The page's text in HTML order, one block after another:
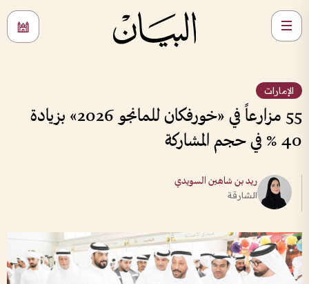
الإمارات
55 مزارعاً في «خورفكان للمانجو 2026» بزيادة
40 % في حجم المشاركة
ريد بن شاهين السويدي
الشارقة